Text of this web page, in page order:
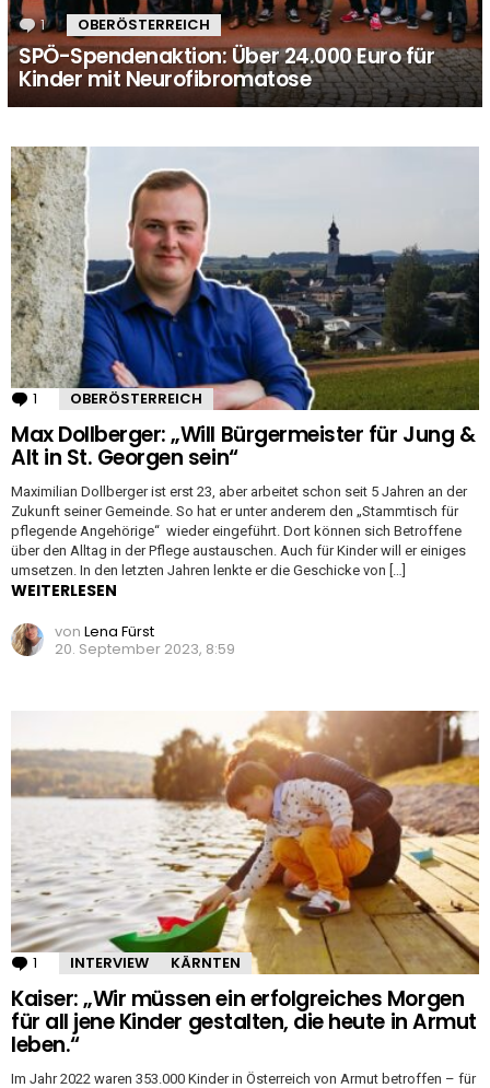
1 Kommentar
OBERÖSTERREICH
SPÖ-Spendenaktion: Über 24.000 Euro für
Kinder mit Neurofibromatose
MORE
STORIES
1 Kommentar
OBERÖSTERREICH
Max Dollberger: „Will Bürgermeister für Jung &
Alt in St. Georgen sein“
Maximilian Dollberger ist erst 23, aber arbeitet schon seit 5 Jahren an der
Zukunft seiner Gemeinde. So hat er unter anderem den „Stammtisch für
pflegende Angehörige“ wieder eingeführt. Dort können sich Betroffene
über den Alltag in der Pflege austauschen. Auch für Kinder will er einiges
umsetzen. In den letzten Jahren lenkte er die Geschicke von […]
WEITERLESEN
von Lena Fürst
20. September 2023, 8:59
1 Kommentar
INTERVIEW KÄRNTEN
Kaiser: „Wir müssen ein erfolgreiches Morgen
für all jene Kinder gestalten, die heute in Armut
leben.“
Im Jahr 2022 waren 353.000 Kinder in Österreich von Armut betroffen – für